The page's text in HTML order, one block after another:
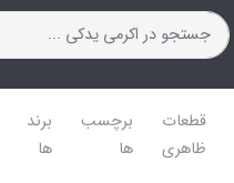
قطعات
ظاهری
برچسب
ها
برند
ها